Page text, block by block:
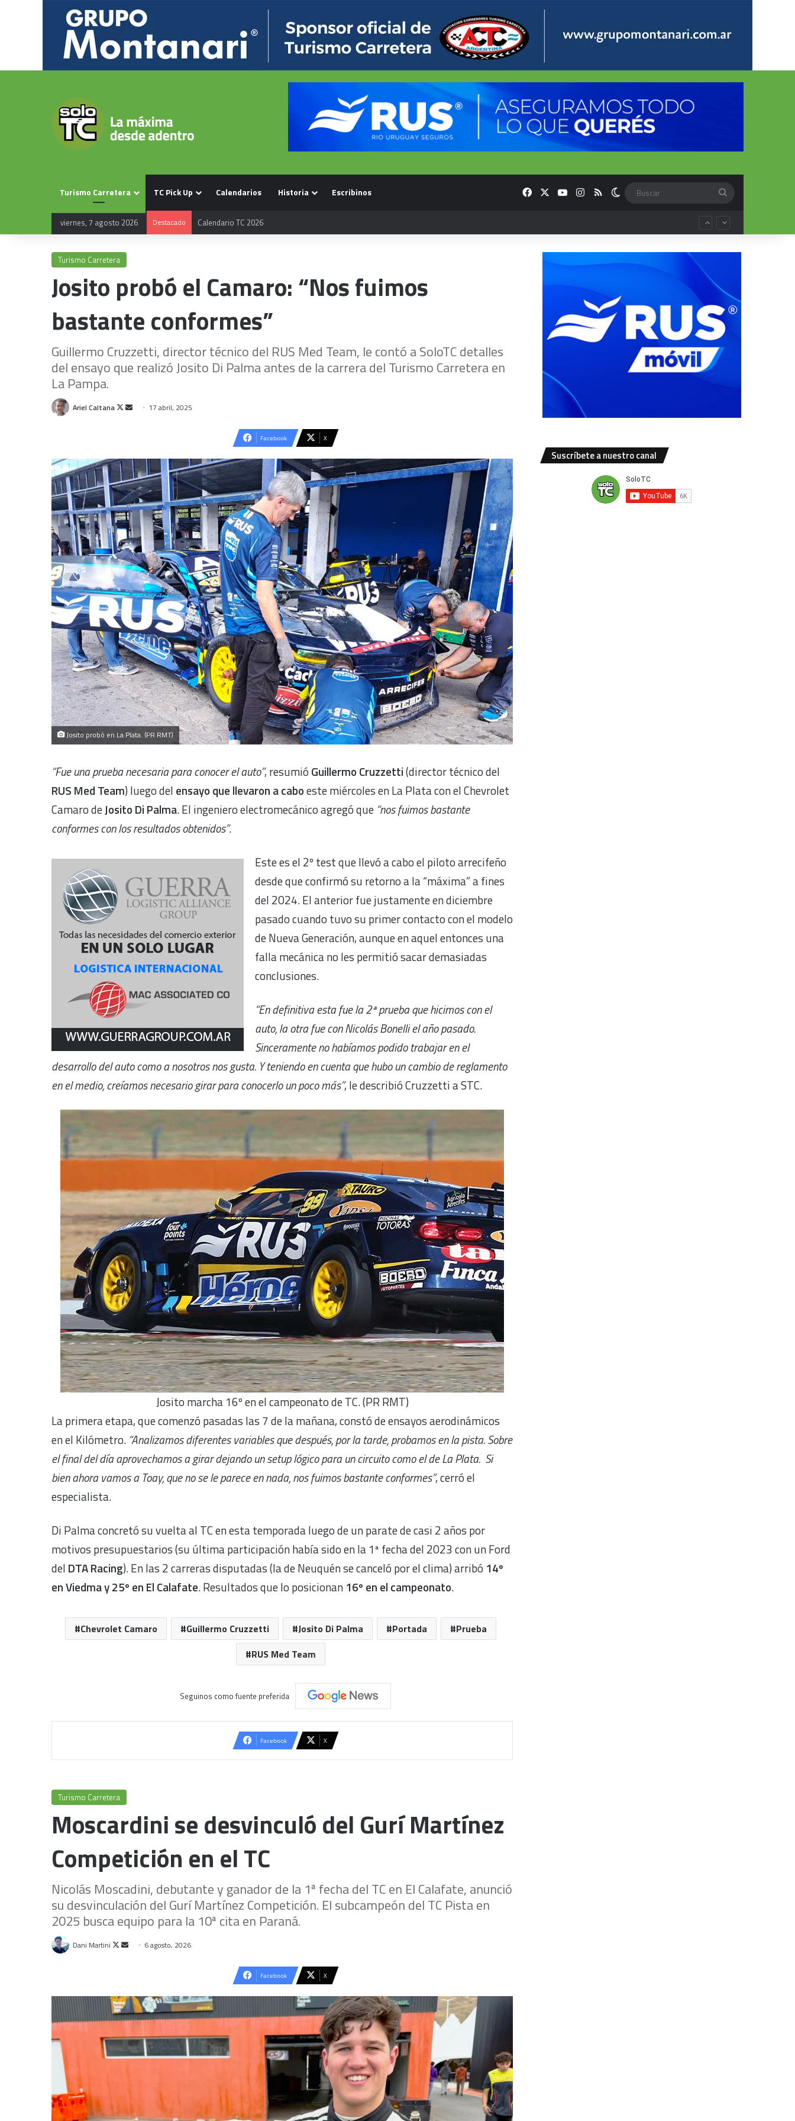
Turismo Carretera TC Pick Up Calendarios Historia Escribinos FacebookYouTubeInstagram
RSS Switch skin
viernes, 7 agosto 2026 Destacado Calendario TC 2026
Turismo Carretera
Josito probó el Camaro: “Nos fuimos
bastante conformes”
Guillermo Cruzzetti, director técnico del RUS Med Team, le contó a SoloTC detalles
del ensayo que realizó Josito Di Palma antes de la carrera del Turismo Carretera en
La Pampa.
Ariel Caltana
Follow
Send 17 abril, 2025
Facebook X
Josito probó en La Plata. (PR RMT)
“Fue una prueba necesaria para conocer el auto”, resumió Guillermo Cruzzetti(director técnico del
RUS Med Team) luego del ensayo que llevaron a caboeste miércoles en La Plata con el Chevrolet
Camaro deJosito Di Palma. El ingeniero electromecánico agregó que “nos fuimos bastante
conformes con los resultados obtenidos”.
Este es el 2º test que llevó a cabo el piloto arrecifeño
desde que confirmó su retorno a la “máxima” a fines
del 2024. El anterior fue justamente en diciembre
pasado cuando tuvo su primer contacto con el modelo
de Nueva Generación, aunque en aquel entonces una
falla mecánica no les permitió sacar demasiadas
conclusiones.
“En definitiva esta fue la 2ª prueba que hicimos con el
auto, la otra fue con Nicolás Bonelli el año pasado.
Sinceramente no habíamos podido trabajar en el
desarrollo del auto como a nosotros nos gusta. Y teniendo en cuenta que hubo un cambio de reglamento
en el medio, creíamos necesario girar para conocerlo un poco más”, le describió Cruzzetti a STC.
Josito marcha 16º en el campeonato de TC. (PR RMT)
La primera etapa, que comenzó pasadas las 7 de la mañana, constó de ensayos aerodinámicos
en el Kilómetro. “Analizamos diferentes variables que después, por la tarde, probamos en la pista. Sobre
el final del día aprovechamos a girar dejando un setup lógico para un circuito como el de La Plata. Si
bien ahora vamos a Toay, que no se le parece en nada, nos fuimos bastante conformes”, cerró el
especialista.
Di Palma concretó su vuelta al TC en esta temporada luego de un parate de casi 2 años por
motivos presupuestarios (su última participación había sido en la 1ª fecha del 2023 con un Ford
del DTA Racing). En las 2 carreras disputadas (la de Neuquén se canceló por el clima) arribó 14º
en Viedma y 25º en El Calafate. Resultados que lo posicionan 16º en el campeonato.
Chevrolet Camaro Guillermo Cruzzetti Josito Di Palma Portada
Prueba
RUS Med Team
Seguinos como fuente preferida
Facebook X
Suscríbete a nuestro canal